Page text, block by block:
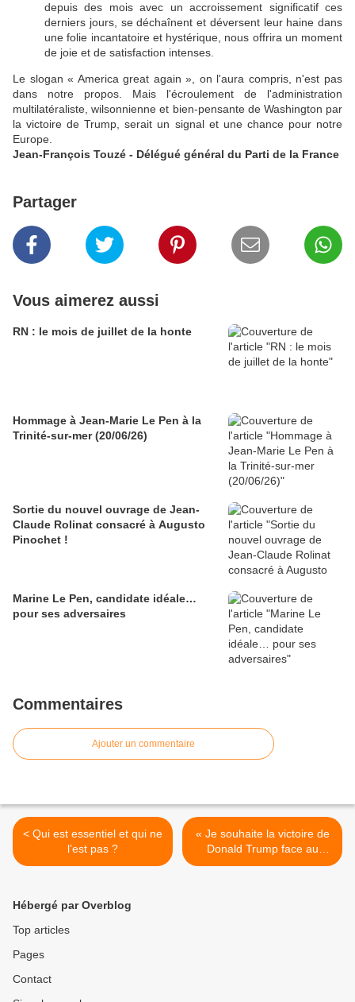
depuis des mois avec un accroissement significatif ces
derniers jours, se déchaînent et déversent leur haine dans
une folie incantatoire et hystérique, nous offrira un moment
de joie et de satisfaction intenses.
Le slogan « America great again », on l'aura compris, n'est pas
dans notre propos. Mais l'écroulement de l'administration
multilatéraliste, wilsonnienne et bien-pensante de Washington par
la victoire de Trump, serait un signal et une chance pour notre
Europe.
Jean-François Touzé - Délégué général du Parti de la France
Partager
Vous aimerez aussi
RN : le mois de juillet de la honte
Hommage à Jean-Marie Le Pen à la
Trinité-sur-mer (20/06/26)
Sortie du nouvel ouvrage de Jean-
Claude Rolinat consacré à Augusto
Pinochet !
Marine Le Pen, candidate idéale…
pour ses adversaires
Commentaires
Ajouter un commentaire
< Qui est essentiel et qui ne
l’est pas ?
« Je souhaite la victoire de
Donald Trump face au
semi-cadavre de l'oligarchie
Hébergé par Overblog
Top articles
Pages
Contact